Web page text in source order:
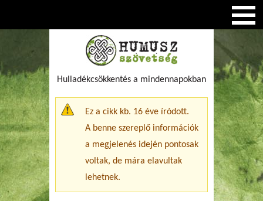
Hulladékcsökkentés a mindennapokban
Figyelmeztető üzenet
Ez a cikk kb. 16 éve íródott.
A benne szereplő információk
a megjelenés idején pontosak
voltak, de mára elavultak
lehetnek.